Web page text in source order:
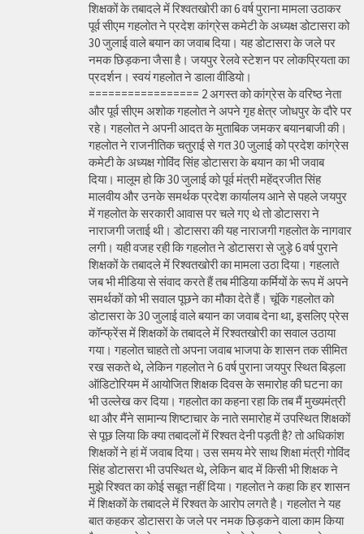
शिक्षकों के तबादले में रिश्वतखोरी का 6 वर्ष पुराना मामला उठाकर
पूर्व सीएम गहलोत ने प्रदेश कांग्रेस कमेटी के अध्यक्ष डोटासरा को
30 जुलाई वाले बयान का जवाब दिया। यह डोटासरा के जले पर
नमक छिड़कना जैसा है। जयपुर रेलवे स्टेशन पर लोकप्रियता का
प्रदर्शन। स्वयं गहलोत ने डाला वीडियो।
================= 2 अगस्त को कांग्रेस के वरिष्ठ नेता
और पूर्व सीएम अशोक गहलोत ने अपने गृह क्षेत्र जोधपुर के दौरे पर
रहे। गहलोत ने अपनी आदत के मुताबिक जमकर बयानबाजी की।
गहलोत ने राजनीतिक चतुराई से गत 30 जुलाई को प्रदेश कांग्रेस
कमेटी के अध्यक्ष गोविंद सिंह डोटासरा के बयान का भी जवाब
दिया। मालूम हो कि 30 जुलाई को पूर्व मंत्री महेंद्रजीत सिंह
मालवीय और उनके समर्थक प्रदेश कार्यालय आने से पहले जयपुर
में गहलोत के सरकारी आवास पर चले गए थे तो डोटासरा ने
नाराजगी जताई थी। डोटासरा की यह नाराजगी गहलोत के नागवार
लगी। यही वजह रही कि गहलोत ने डोटासरा से जुड़े 6 वर्ष पुराने
शिक्षकों के तबादले में रिश्वतखोरी का मामला उठा दिया। गहलाते
जब भी मीडिया से संवाद करते हैं तब मीडिया कर्मियों के रूप में अपने
समर्थकों को भी सवाल पूछने का मौका देते हैं। चूंकि गहलोत को
डोटासरा के 30 जुलाई वाले बयान का जवाब देना था, इसलिए प्रेस
कॉन्फ्रेंस में शिक्षकों के तबादले में रिश्वतखोरी का सवाल उठाया
गया। गहलोत चाहते तो अपना जवाब भाजपा के शासन तक सीमित
रख सकते थे, लेकिन गहलोत ने 6 वर्ष पुराना जयपुर स्थित बिड़ला
ऑडिटोरियम में आयोजित शिक्षक दिवस के समारोह की घटना का
भी उल्लेख कर दिया। गहलोत का कहना रहा कि तब मैं मुख्यमंत्री
था और मैंने सामान्य शिष्टाचार के नाते समारोह में उपस्थित शिक्षकों
से पूछ लिया कि क्या तबादलों में रिश्वत देनी पड़ती है? तो अधिकांश
शिक्षकों ने हां में जवाब दिया। उस समय मेरे साथ शिक्षा मंत्री गोविंद
सिंह डोटासरा भी उपस्थित थे, लेकिन बाद में किसी भी शिक्षक ने
मुझे रिश्वत का कोई सबूत नहीं दिया। गहलोत ने कहा कि हर शासन
में शिक्षकों के तबादले में रिश्वत के आरोप लगते है। गहलोत ने यह
बात कहकर डोटासरा के जले पर नमक छिड़कने वाला काम किया